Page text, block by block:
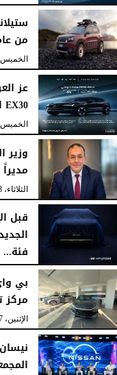
من عام 2026 تحسّن
الخميس، 30 يوليو
EX30 الكهربائية بتسهيلات تمويل تبدأ...
الخميس، 30 يوليو
وزير
الثلاثاء، 28 يوليو 2026
فئة...
الثلاثاء، 28 يوليو 2026 12:28 مـ
بي
مركز
الإثنين، 27 يوليو 2026